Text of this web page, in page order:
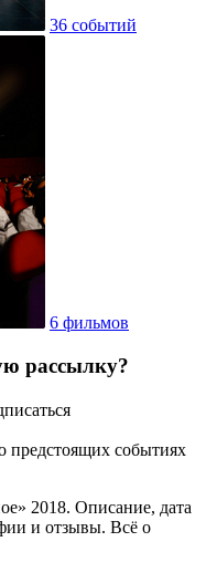
36 событий
6 фильмов
рассылку?
предстоящих событиях
2018. Описание, дата
и отзывы. Всё о